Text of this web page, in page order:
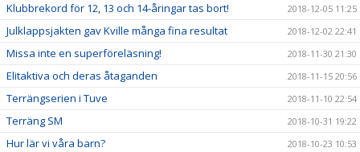
Klubbrekord för 12, 13 och 14-åringar tas bort! 2018-12-05 11:25
Julklappsjakten gav Kville många fina resultat 2018-12-02 22:41
Missa inte en superföreläsning! 2018-11-30 21:30
Elitaktiva och deras åtaganden 2018-11-15 20:56
Terrängserien i Tuve 2018-11-10 22:54
Terräng SM 2018-10-31 19:22
Hur lär vi våra barn? 2018-10-23 10:53